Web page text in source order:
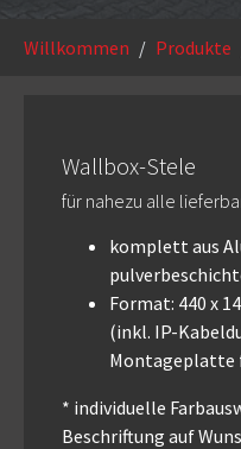
Willkommen Produkte
Wallbox-Stele
für nahezu alle
komplett aus
Format: 440 x
(inkl. IP-
Montageplatte
* individuelle
Beschriftung auf